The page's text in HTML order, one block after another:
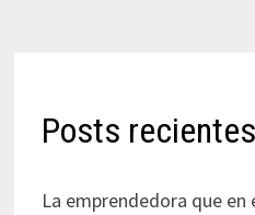
Posts recientes
La emprendedora que en